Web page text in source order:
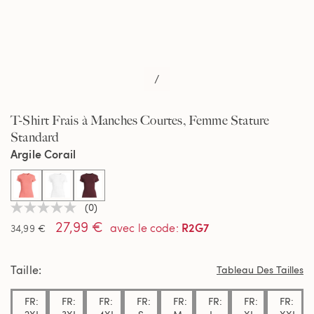
/
T-Shirt Frais à Manches Courtes, Femme Stature
Standard
Aucune
valeur
de
sur
même
page.
(0)
34,99 €
27,99 € avec le code: R2G7
Argile Corail
selected
Taille Tableau Des Tailles
FR:
FR:
FR:
FR:
FR:
FR:
FR:
FR: